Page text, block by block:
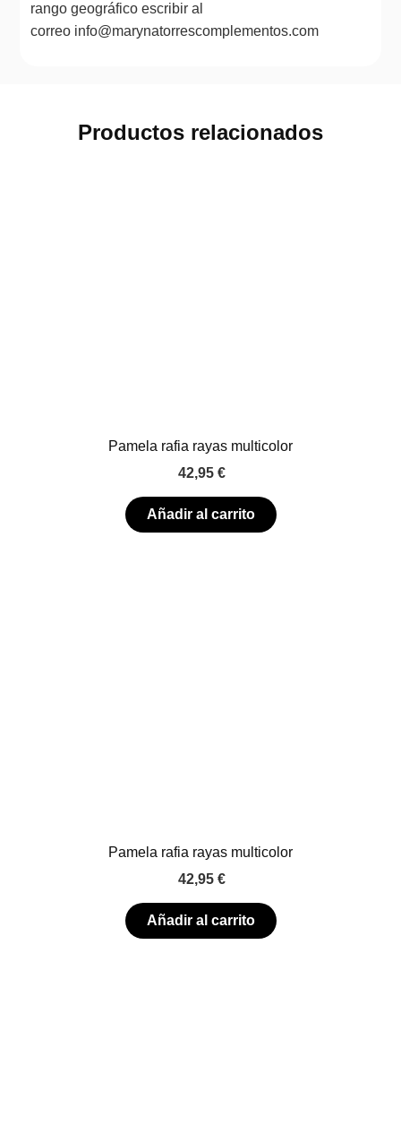
rango geográfico escribir al
correo info@marynatorrescomplementos.com
Productos relacionados
Pamela rafia rayas multicolor
42,95 €
Añadir al carrito
Pamela rafia rayas multicolor
42,95 €
Añadir al carrito